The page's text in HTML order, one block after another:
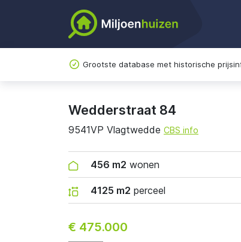
Grootste database met historische
Wedderstraat 84
9541VP Vlagtwedde CBS info
456 m2 wonen
4125 m2 perceel
€ 475.000